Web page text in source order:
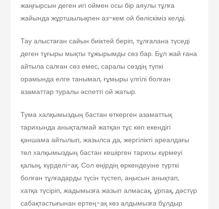
жаңғырсын деген игі оймен осы бір аяулы тұлға
жайында жұртшылықпен аз-кем ой бөліскіміз келді.
Тау алыстаған сайын биіктей беріп, тұлғалана түседі
деген тұғыры мықты тұжырымды сөз бар. Бұл жай ғана
айтыла салған сөз емес, саралы сөздің түпкі
орамында елге танымал, ғұмыры үлгілі болған
азаматтар туралы әспетті ой жатыр.
Тума халқымыздың бастан өткерген азаматтық
тарихында анықталмай жатқан тұс көп екендігі
қаншама айтылып, жазылса да, жергілікті ареалдағы
төл халқымыздың бастан кешірген тарихы күрмеуі
қалың, күрделі-ақ. Сол өңірдің өркендеуіне түрткі
болған тұлғадарды түсін түстеп, аңысын анықтап,
хатқа түсіріп, жадымызға жазып алмасақ, ұрпақ, дәстүр
сабақтастығынан ертең-ақ көз алдымызға бұлдыр